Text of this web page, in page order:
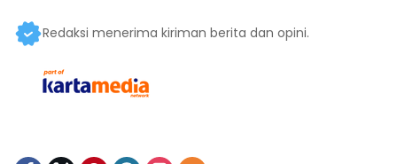
Redaksi menerima kiriman berita dan opini.